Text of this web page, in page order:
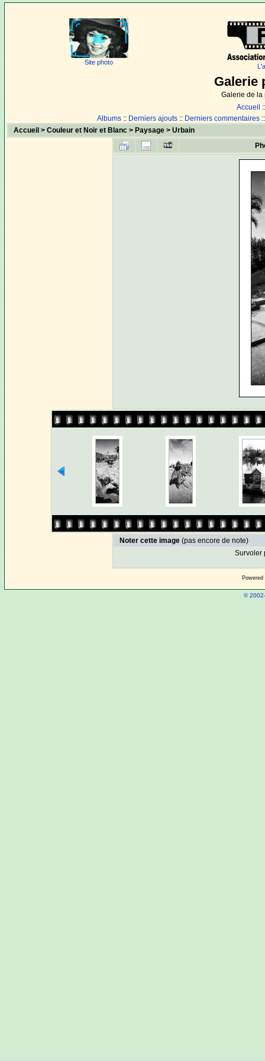
Site photo
Galerie
Galerie de la
Accueil
Albums :: Derniers ajouts :: Derniers commentaires
Accueil >Couleur et Noir et Blanc > Paysage >Urbain
Noter cette image (pas encore de note)
Survoler
©